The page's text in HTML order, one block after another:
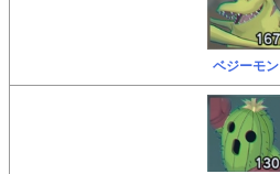
ベジーモン